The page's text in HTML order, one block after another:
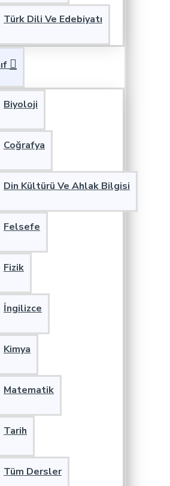
Türk Dili Ve Edebiyatı
Biyoloji
Coğrafya
Din Kültürü Ve Ahlak Bilgisi
Felsefe
Fizik
İngilizce
Kimya
Matematik
Tarih
Tüm Dersler